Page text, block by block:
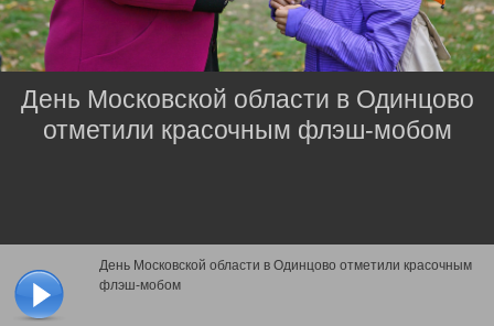
День Московской области в Одинцово отметили красочным
флэш-мобом
День Московской области в Одинцово
отметили красочным флэш-мобом